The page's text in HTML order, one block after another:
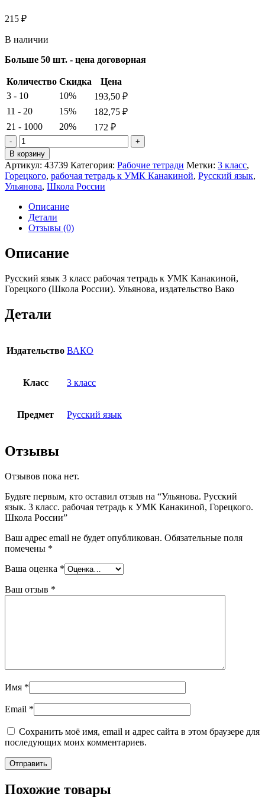
215 ₽
В наличии
Больше 50 шт. - цена договорная
Количество Скидка
Цена
3 - 10
10% 193,50 ₽
11 - 20
15% 182,75 ₽
21 - 1000
20% 172 ₽
Количество
товара
Ульянова.
Русский
язык.
3
класс.
рабочая
тетрадь
Канакиной,
Школа
России
В корзину
Артикул: 43739 Категория: Рабочие тетради Метки: 3 класс,
Горецкого, рабочая тетрадь к УМК Канакиной, Русский язык,
Ульянова, Школа России
Описание
Детали
Отзывы (0)
Описание
Русский язык 3 класс рабочая тетрадь к УМК Канакиной,
Горецкого (Школа России). Ульянова, издательство Вако
Детали
Издательство ВАКО
Класс 3 класс
Предмет Русский язык
Отзывы
Отзывов пока нет.
Будьте первым, кто оставил отзыв на “Ульянова. Русский
язык. 3 класс. рабочая тетрадь к УМК Канакиной, Горецкого.
Школа России”
Ваш адрес email не будет опубликован. Обязательные поля
помечены *
Ваша оценка *
Ваш отзыв *
Имя *
Email *
Сохранить моё имя, email и адрес сайта в этом браузере для
последующих моих комментариев.
Похожие товары